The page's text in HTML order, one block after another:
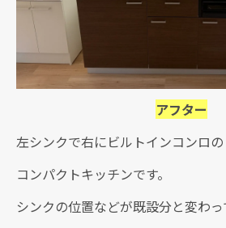
アフター
左シンクで右にビルトインコンロの
コンパクトキッチンです。
シンクの位置などが既設分と変わ